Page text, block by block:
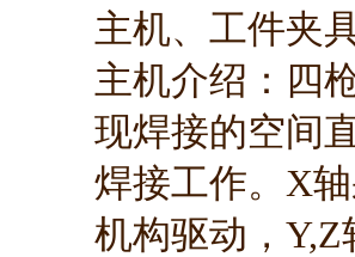
主机、工件夹
主机介绍：四
现焊接的空间
焊接工作。X
机构驱动，